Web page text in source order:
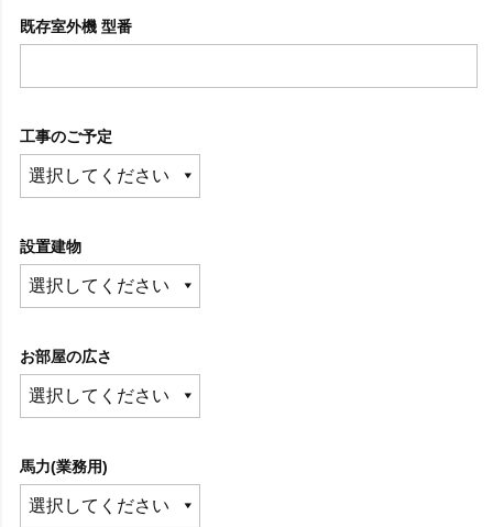
既存室外機 型番
工事のご予定
設置建物
お部屋の広さ
馬力(業務用)